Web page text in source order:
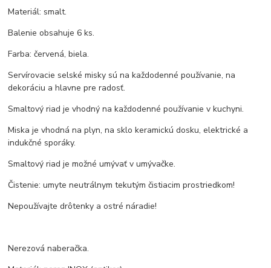
Materiál: smalt.
Balenie obsahuje 6 ks.
Farba: červená, biela.
Servírovacie selské misky sú na každodenné používanie, na
dekoráciu a hlavne pre radosť.
Smaltový riad je vhodný na každodenné používanie v kuchyni.
Miska je vhodná na plyn, na sklo keramickú dosku, elektrické a
indukčné sporáky.
Smaltový riad je možné umývať v umývačke.
Čistenie: umyte neutrálnym tekutým čistiacim prostriedkom!
Nepoužívajte drôtenky a ostré náradie!
Nerezová naberačka.